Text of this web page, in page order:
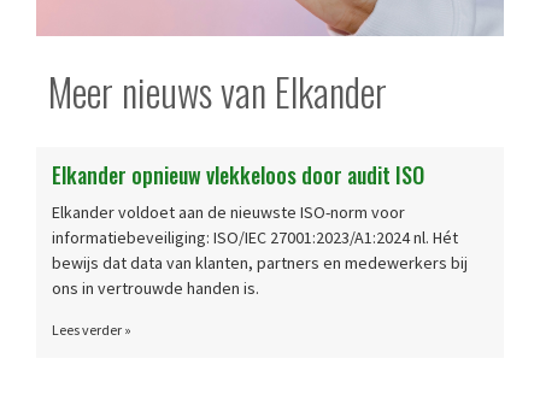
Meer nieuws van Elkander
Elkander opnieuw vlekkeloos door audit ISO​
Elkander voldoet aan de nieuwste ISO-norm voor
informatiebeveiliging: ISO/IEC 27001:2023/A1:2024 nl. Hét
bewijs dat data van klanten, partners en medewerkers bij
ons in vertrouwde handen is.
Lees verder »